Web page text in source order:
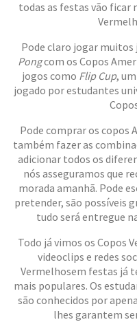
todas as festas vão ficar
Pode claro jogar muitos
Pongcom os Copos
jogos como Flip Cup,
jogado por estudantes
Pode comprar os copos
também fazer as
adicionar todos os
nós asseguramos que
morada amanhã. Pode
pretender, são possíveis
tudo será entregue
Todo já vimos os Copos
videoclips e redes
Vermelhosem festas já
mais populares. Os
são conhecidos por
lhes garantem